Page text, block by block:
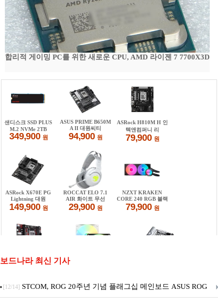
합리적 게이밍 PC를 위한 새로운 CPU, AMD 라이젠 7 7700X3D
보드나라 최신 기사
[12/14] STCOM, ROG 20주년 기념 플래그십 메인보드 ASUS ROG